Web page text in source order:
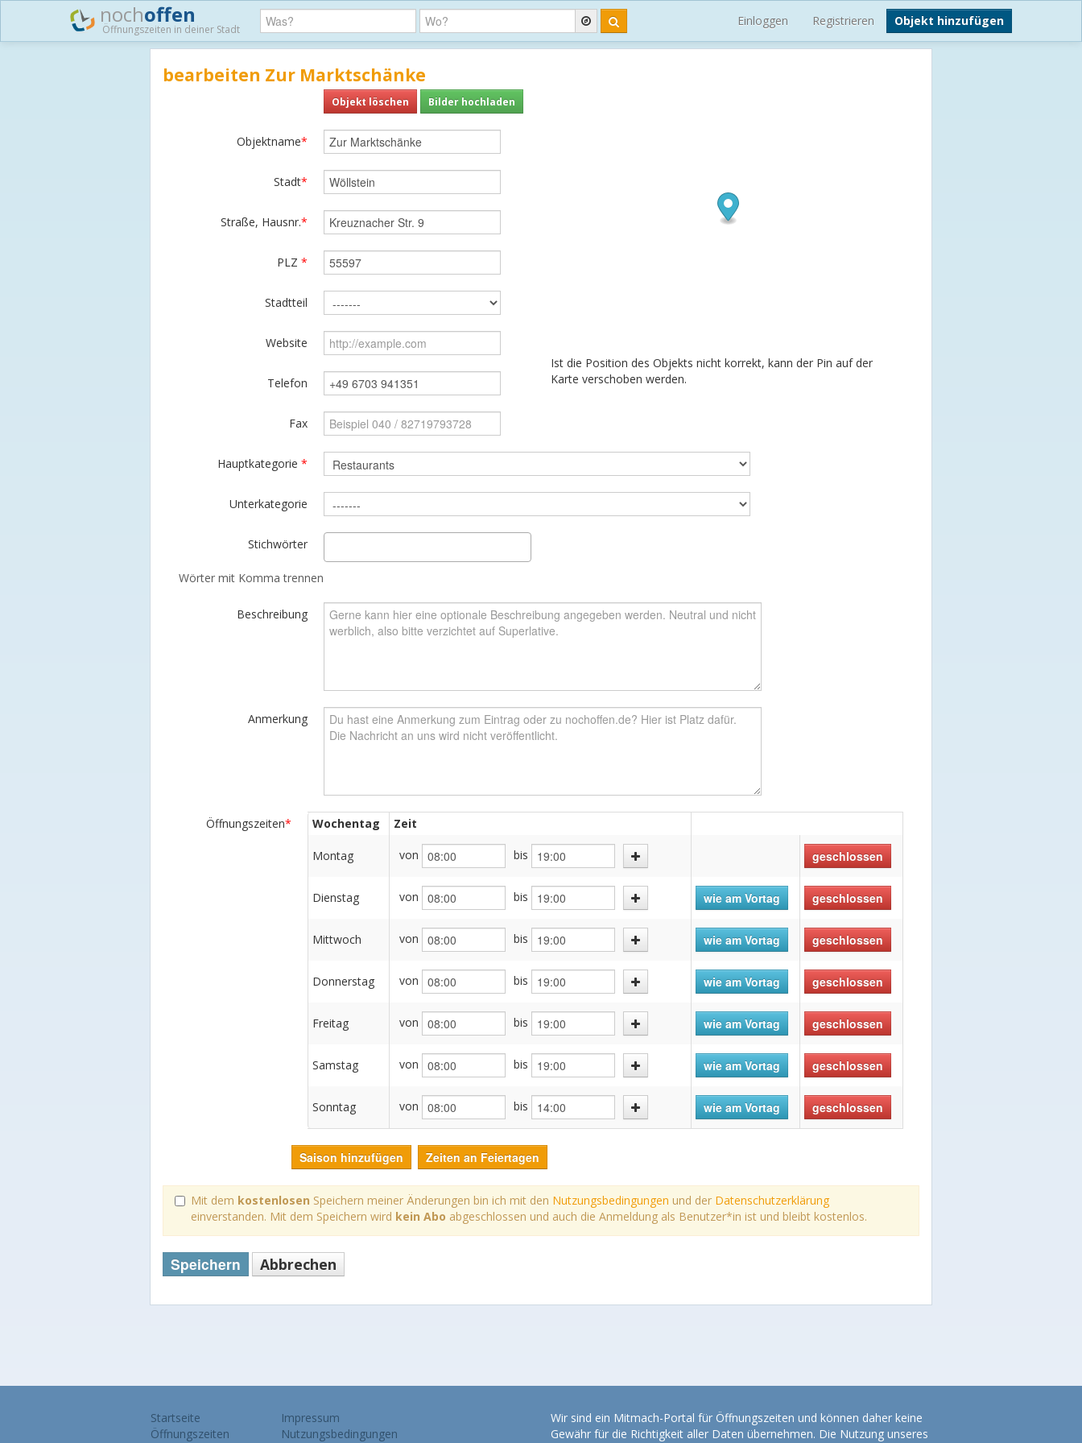
nochoffen
Öffnungszeiten in deiner Stadt
Einloggen Registrieren Objekt hinzufügen
bearbeiten Zur Marktschänke
Objekt löschen Bilder hochladen
Objektname*
Stadt*
Straße, Hausnr.*
PLZ *
Stadtteil
Website
Telefon
Fax
Hauptkategorie *
Unterkategorie
Stichwörter
Wörter mit Komma trennen
Beschreibung
Anmerkung
Ist die Position des Objekts nicht korrekt, kann der Pin auf der
Karte verschoben werden.
Öffnungszeiten* Wochentag Zeit
Montag von bis geschlossen
Dienstag von bis wie am Vortag geschlossen
Mittwoch von bis wie am Vortag geschlossen
Donnerstag von bis wie am Vortag geschlossen
Freitag von bis wie am Vortag geschlossen
Samstag von bis wie am Vortag geschlossen
Sonntag von bis wie am Vortag geschlossen
Saison hinzufügen Zeiten an Feiertagen
Mit dem kostenlosen Speichern meiner Änderungen bin ich mit den Nutzungsbedingungen und der Datenschutzerklärung
einverstanden. Mit dem Speichern wird kein Abo abgeschlossen und auch die Anmeldung als Benutzer*in ist und bleibt kostenlos.
Speichern Abbrechen
Startseite
Öffnungszeiten
Impressum
Nutzungsbedingungen
Wir sind ein Mitmach-Portal für Öffnungszeiten und können daher keine
Gewähr für die Richtigkeit aller Daten übernehmen. Die Nutzung unseres